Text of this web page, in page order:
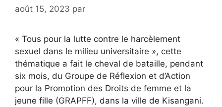
août 15, 2023 par
« Tous pour la lutte contre le harcèlement
sexuel dans le milieu universitaire », cette
thématique a fait le cheval de bataille, pendant
six mois, du Groupe de Réflexion et d’Action
pour la Promotion des Droits de femme et la
jeune fille (GRAPFF), dans la ville de Kisangani.